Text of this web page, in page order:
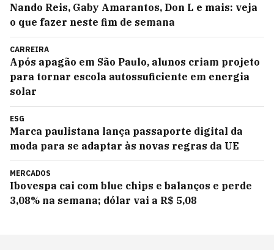
Nando Reis, Gaby Amarantos, Don L e mais: veja
o que fazer neste fim de semana
CARREIRA
Após apagão em São Paulo, alunos criam projeto
para tornar escola autossuficiente em energia
solar
ESG
Marca paulistana lança passaporte digital da
moda para se adaptar às novas regras da UE
MERCADOS
Ibovespa cai com blue chips e balanços e perde
3,08% na semana; dólar vai a R$ 5,08